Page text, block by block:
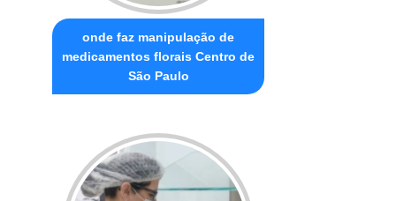
onde faz manipulação de
medicamentos florais Centro de
São Paulo